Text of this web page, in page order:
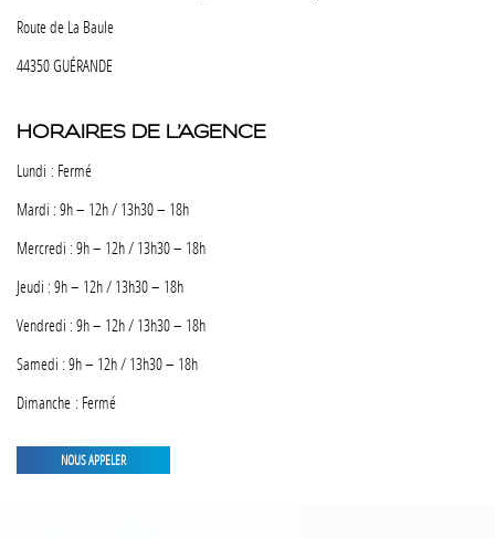
Route de La Baule
44350 GUÉRANDE
HORAIRES DE L’AGENCE
Lundi : Fermé
Mardi : 9h – 12h / 13h30 – 18h
Mercredi : 9h – 12h / 13h30 – 18h
Jeudi : 9h – 12h / 13h30 – 18h
Vendredi : 9h – 12h / 13h30 – 18h
Samedi : 9h – 12h / 13h30 – 18h
Dimanche : Fermé
NOUS APPELER